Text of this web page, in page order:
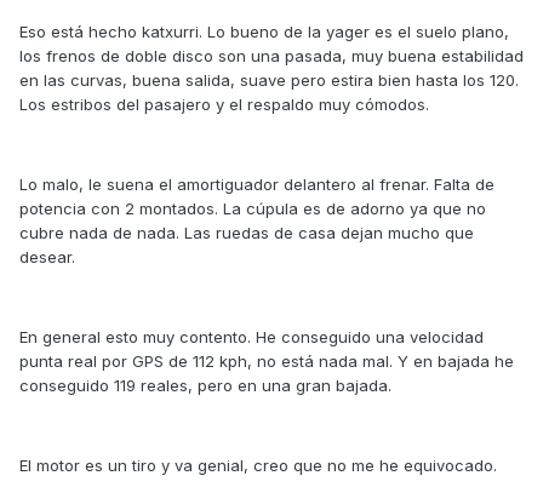
Eso está hecho katxurri. Lo bueno de la yager es el suelo plano,
los frenos de doble disco son una pasada, muy buena estabilidad
en las curvas, buena salida, suave pero estira bien hasta los 120.
Los estribos del pasajero y el respaldo muy cómodos.
Lo malo, le suena el amortiguador delantero al frenar. Falta de
potencia con 2 montados. La cúpula es de adorno ya que no
cubre nada de nada. Las ruedas de casa dejan mucho que
desear.
En general esto muy contento. He conseguido una velocidad
punta real por GPS de 112 kph, no está nada mal. Y en bajada he
conseguido 119 reales, pero en una gran bajada.
El motor es un tiro y va genial, creo que no me he equivocado.